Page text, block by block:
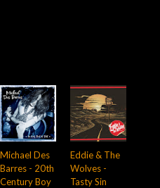
Michael Des
Barres - 20th
Century Boy
Eddie & The
Wolves -
Tasty Sin